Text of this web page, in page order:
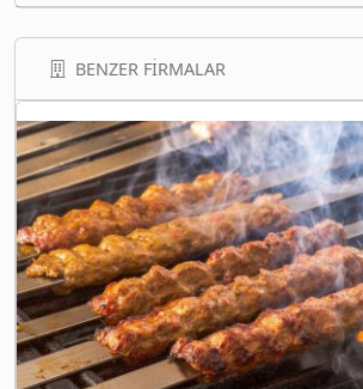
BENZER FIRMALAR